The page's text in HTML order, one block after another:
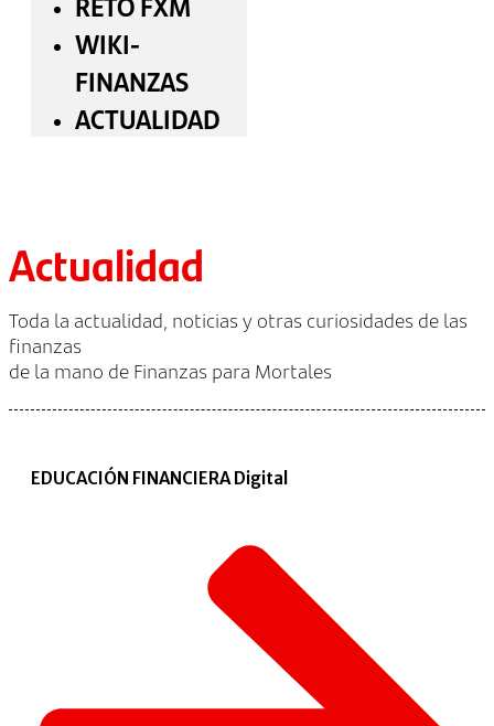
WIKI-
FINANZAS
ACTUALIDAD
Actualidad
Toda la actualidad, noticias y otras curiosidades de las
finanzas
de la mano de Finanzas para Mortales
EDUCACIÓN FINANCIERA Digital